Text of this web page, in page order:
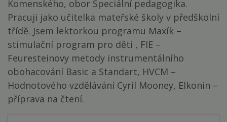
Komenského, obor Speciální pedagogika.
Pracuji jako učitelka mateřské školy v předškolní
třídě. Jsem lektorkou programu Maxík –
stimulační program pro děti , FIE –
Feuresteinovy metody instrumentálního
obohacování Basic a Standart, HVCM –
Hodnotového vzdělávání Cyril Mooney, Elkonin –
příprava na čtení.